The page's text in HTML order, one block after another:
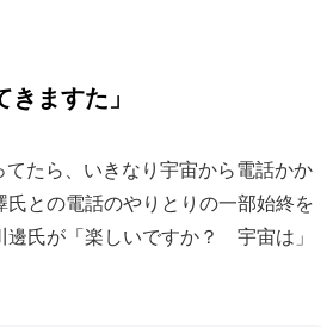
きますた」
たら、いきなり宇宙から電話かか
氏との電話のやりとりの一部始終を
邊氏が「楽しいですか？ 宇宙は」